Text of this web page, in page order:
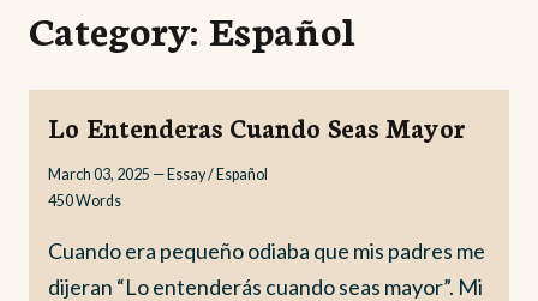
Category: Español
Lo Entenderas Cuando Seas Mayor
March 03, 2025 — Essay / Español
450Words
Cuando era pequeño odiaba que mis padres me
dijeran “Lo entenderás cuando seas mayor”. Mi